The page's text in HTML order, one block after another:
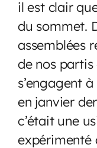
il est clair
du sommet.
assemblées
de nos partis
s’engagent
en janvier
c’était une
expérimenté